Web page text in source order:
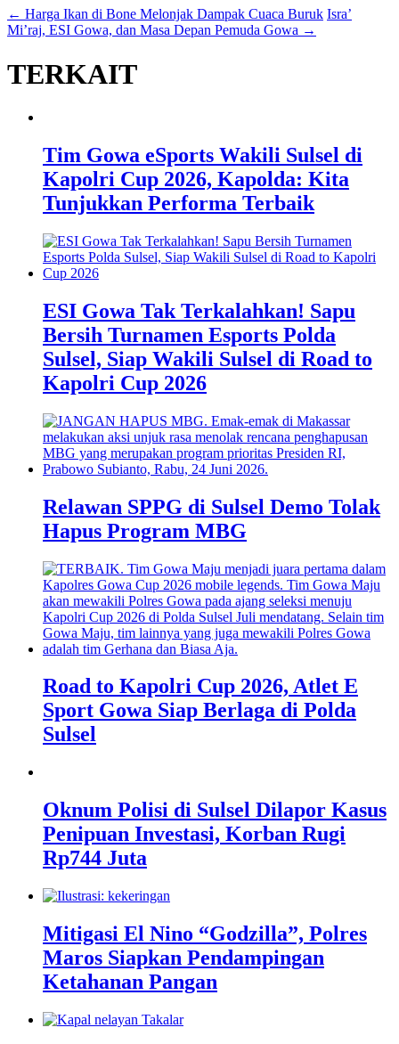
← Harga Ikan di Bone Melonjak Dampak Cuaca Buruk Isra’
Mi’raj, ESI Gowa, dan Masa Depan Pemuda Gowa →
TERKAIT
Tim Gowa eSports Wakili Sulsel di
Kapolri Cup 2026, Kapolda: Kita
Tunjukkan Performa Terbaik
ESI Gowa Tak Terkalahkan! Sapu
Bersih Turnamen Esports Polda
Sulsel, Siap Wakili Sulsel di Road to
Kapolri Cup 2026
Relawan SPPG di Sulsel Demo Tolak
Hapus Program MBG
Road to Kapolri Cup 2026, Atlet E
Sport Gowa Siap Berlaga di Polda
Sulsel
Oknum Polisi di Sulsel Dilapor Kasus
Penipuan Investasi, Korban Rugi
Rp744 Juta
Mitigasi El Nino “Godzilla”, Polres
Maros Siapkan Pendampingan
Ketahanan Pangan